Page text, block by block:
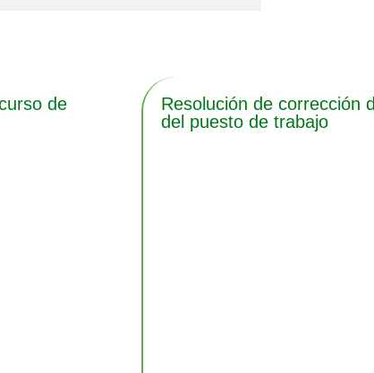
de
Resolución de corrección
del puesto de trabajo